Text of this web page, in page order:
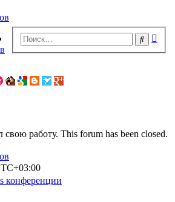
Поиск
работу. This forum has been closed.
конференции